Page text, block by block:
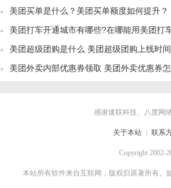
美团买单是什么？美团买单额度如何提升？
美团打车开通城市有哪些?在哪能用美团打
美团超级团购是什么 美团超级团购上线时间
美团外卖内部优惠券领取 美团外卖优惠券
嫖
感谢速联科技、八度网
关于本站 联系
Copyright 2002-
本站所有软件来自互联网，版权归原著所有。